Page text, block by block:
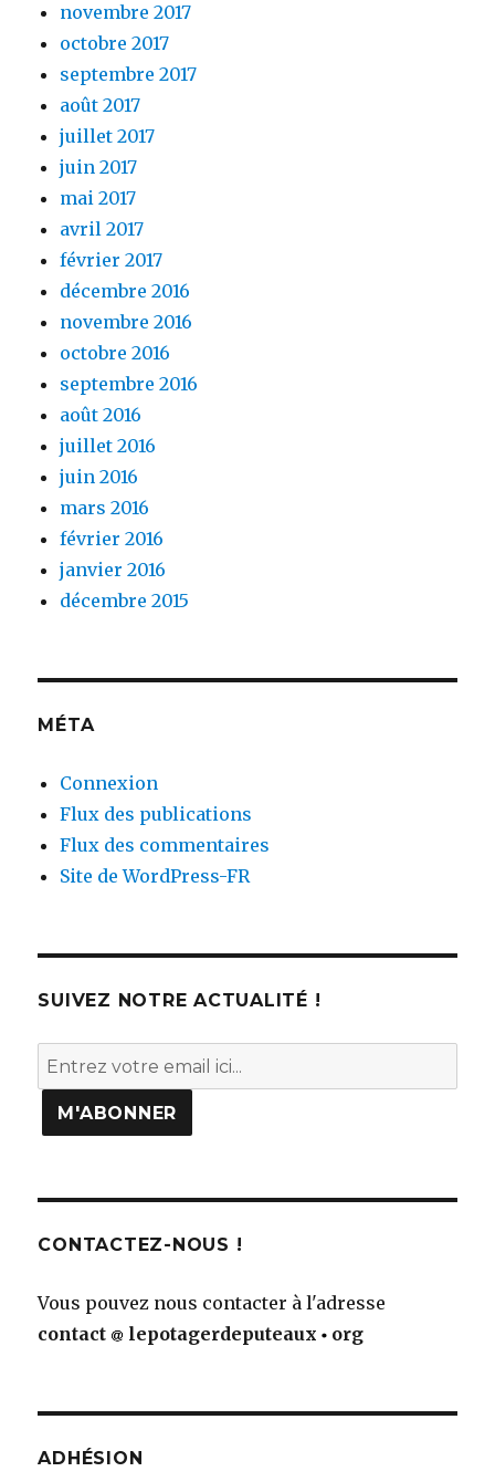
novembre 2017
octobre 2017
septembre 2017
août 2017
juillet 2017
juin 2017
mai 2017
avril 2017
février 2017
décembre 2016
novembre 2016
octobre 2016
septembre 2016
août 2016
juillet 2016
juin 2016
mars 2016
février 2016
janvier 2016
décembre 2015
MÉTA
Connexion
Flux des publications
Flux des commentaires
Site de WordPress-FR
SUIVEZ NOTRE ACTUALITÉ !
CONTACTEZ-NOUS !
Vous pouvez nous contacter à l'adresse
contact
lepotagerdeputeaux org
ADHÉSION